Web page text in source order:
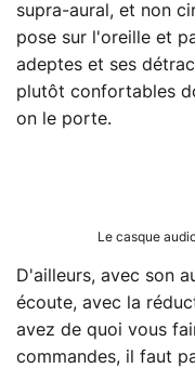
supra-aural, et non
pose sur l'oreille et
adeptes et ses
plutôt confortables
on le porte.
Le casque
D'ailleurs, avec son
écoute, avec la
avez de quoi vous
commandes, il faut